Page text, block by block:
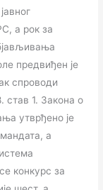
а рок за
предвиђен је
спроводи
став 1. Закона о
утврђено је
а
конкурс за